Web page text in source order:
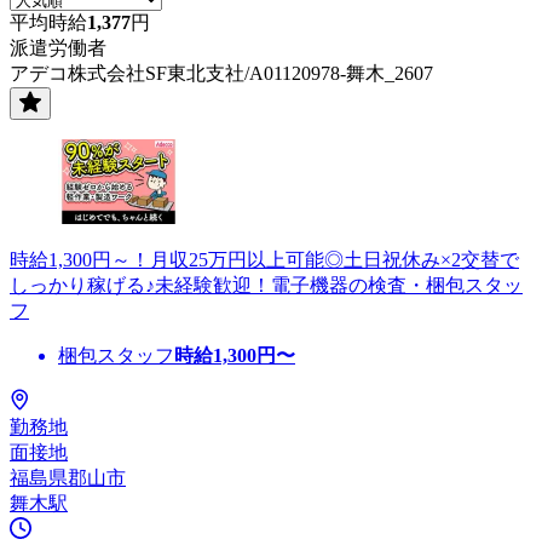
平均時給1,377円
派遣労働者
アデコ株式会社SF東北支社/A01120978-舞木_2607
時給1,300円～！月収25万円以上可能◎土日祝休み×2交替で
しっかり稼げる♪未経験歓迎！電子機器の検査・梱包スタッ
フ
梱包スタッフ 時給1,300円〜
勤務地
面接地
福島県郡山市
舞木駅